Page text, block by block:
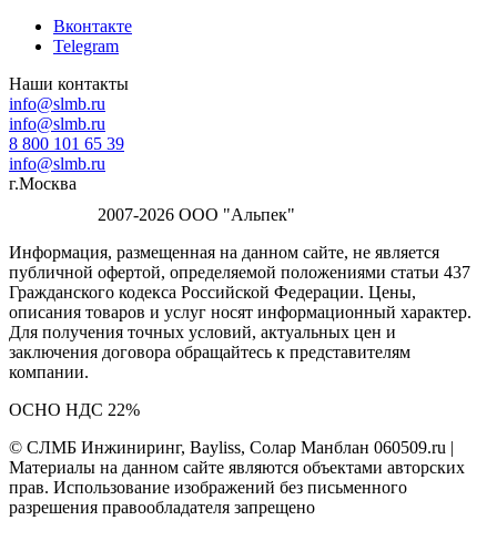
Вконтакте
Telegram
Наши контакты
info@slmb.ru
info@slmb.ru
8 800 101 65 39
info@slmb.ru
г.Москва
2007-2026 ООО "Альпек"
Информация, размещенная на данном сайте, не является
публичной офертой, определяемой положениями статьи 437
Гражданского кодекса Российской Федерации. Цены,
описания товаров и услуг носят информационный характер.
Для получения точных условий, актуальных цен и
заключения договора обращайтесь к представителям
компании.
ОСНО НДС 22%
© СЛМБ Инжиниринг, Bayliss, Солар Манблан 060509.ru |
Материалы на данном сайте являются объектами авторских
прав. Использование изображений без письменного
разрешения правообладателя запрещено